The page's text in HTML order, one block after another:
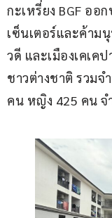
กะเหรี่ยง BGF อ
เซ็นเตอร์และค้าม
วดี และเมืองเคเค
ชาวต่างชาติ รวมจ
คน หญิง 425 คน